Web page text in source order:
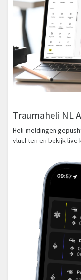
Traumaheli NL
Heli-meldingen
vluchten en bekijk live